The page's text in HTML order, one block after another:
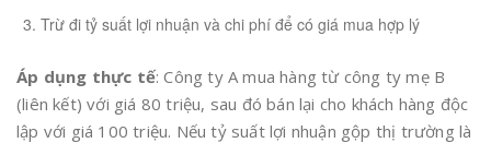
Trừ đi tỷ suất lợi nhuận và chi phí để có giá mua hợp lý
Áp dụng thực tế: Công ty A mua hàng từ công ty mẹ B
(liên kết) với giá 80 triệu, sau đó bán lại cho khách hàng độc
lập với giá 100 triệu. Nếu tỷ suất lợi nhuận gộp thị trường là